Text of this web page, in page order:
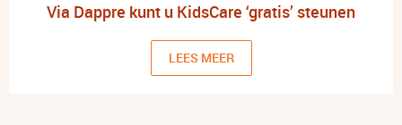
Via Dappre kunt u KidsCare ‘gratis’ steunen
LEES MEER